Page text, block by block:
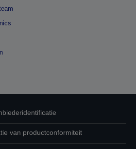
van productconformiteit